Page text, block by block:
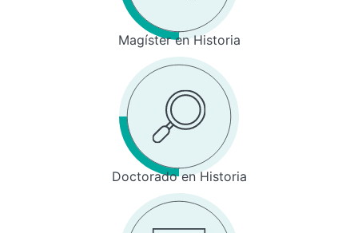
Magíster en Historia
Doctorado en Historia